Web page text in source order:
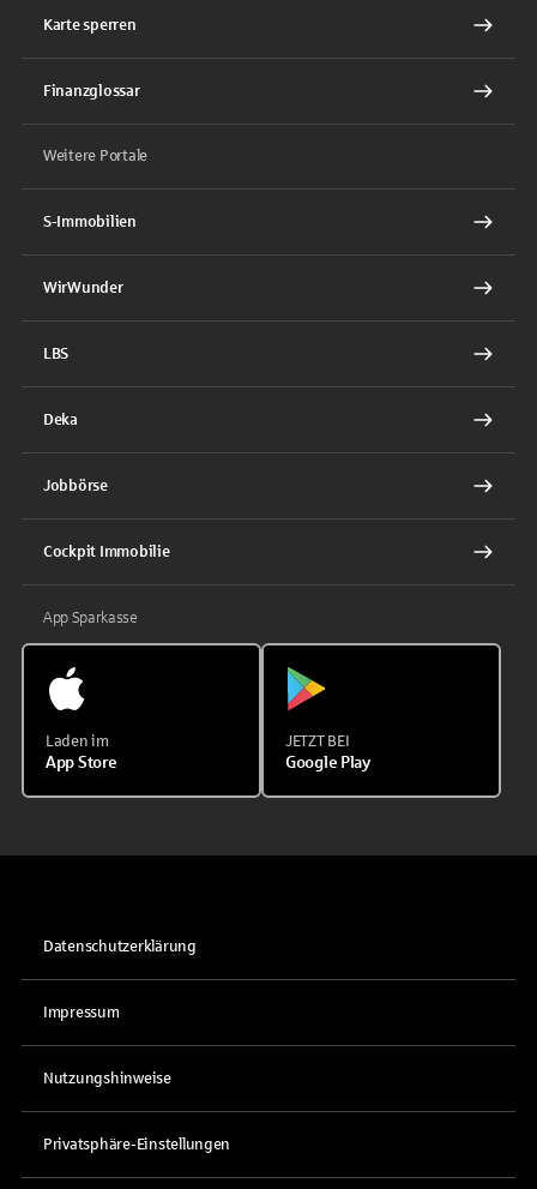
Karte sperren
Finanzglossar
Weitere Portale
S-Immobilien
WirWunder
LBS
Deka
Jobbörse
Cockpit Immobilie
App Sparkasse
Laden im
App Store
JETZT BEI
Google Play
Datenschutzerklärung
Impressum
Nutzungshinweise
Privatsphäre-Einstellungen